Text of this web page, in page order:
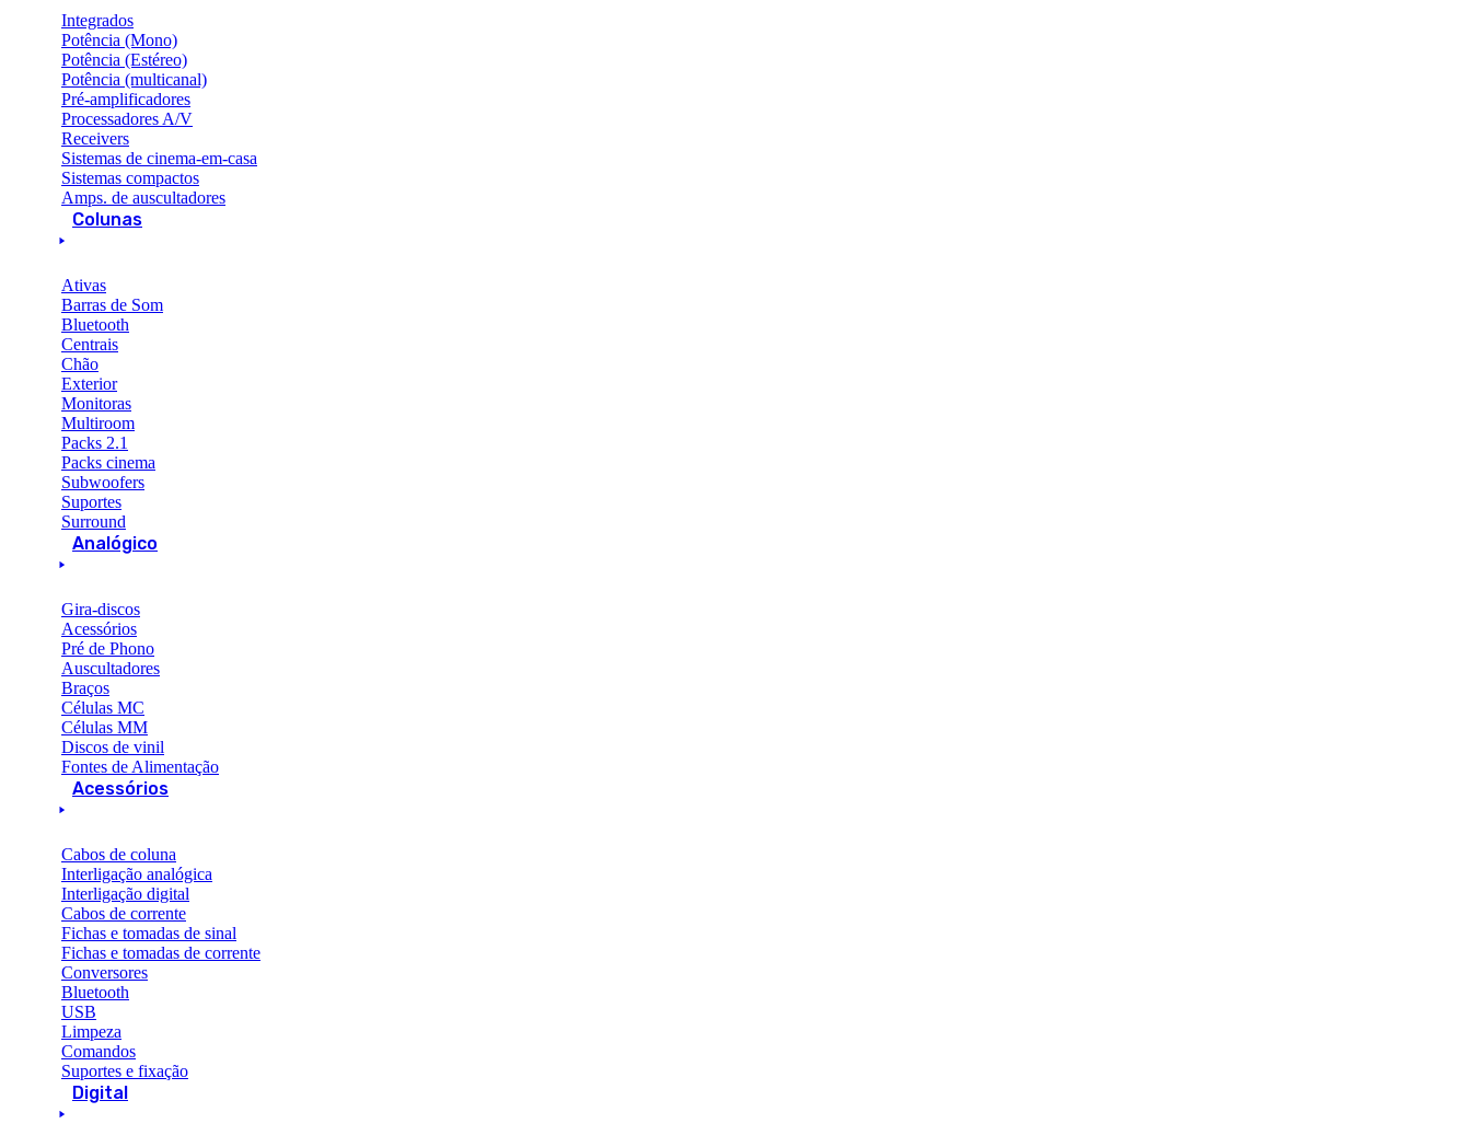
Integrados
Potência (Mono)
Potência (Estéreo)
Potência (multicanal)
Pré-amplificadores
Processadores A/V
Receivers
Sistemas de cinema-em-casa
Sistemas compactos
Amps. de auscultadores
Colunas
Ativas
Barras de Som
Bluetooth
Centrais
Chão
Exterior
Monitoras
Multiroom
Packs 2.1
Packs cinema
Subwoofers
Suportes
Surround
Analógico
Gira-discos
Acessórios
Pré de Phono
Auscultadores
Braços
Células MC
Células MM
Discos de vinil
Fontes de Alimentação
Acessórios
Cabos de coluna
Interligação analógica
Interligação digital
Cabos de corrente
Fichas e tomadas de sinal
Fichas e tomadas de corrente
Conversores
Bluetooth
USB
Limpeza
Comandos
Suportes e fixação
Digital